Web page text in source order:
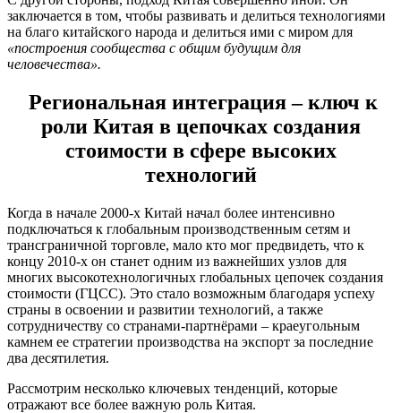
заключается в том, чтобы развивать и делиться технологиями
на благо китайского народа и делиться ими с миром для
«построения сообщества с общим будущим для
человечества».
Региональная интеграция – ключ к
роли Китая в цепочках создания
стоимости в сфере высоких
технологий
Когда в начале 2000-х Китай начал более интенсивно
подключаться к глобальным производственным сетям и
трансграничной торговле, мало кто мог предвидеть, что к
концу 2010-х он станет одним из важнейших узлов для
многих высокотехнологичных глобальных цепочек создания
стоимости (ГЦСС). Это стало возможным благодаря успеху
страны в освоении и развитии технологий, а также
сотрудничеству со странами-партнёрами – краеугольным
камнем ее стратегии производства на экспорт за последние
два десятилетия.
Рассмотрим несколько ключевых тенденций, которые
отражают все более важную роль Китая.